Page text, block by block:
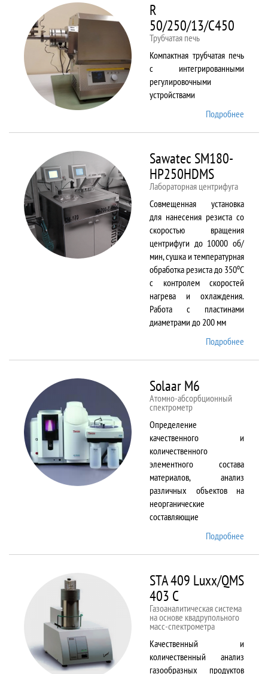
R
50/250/13/C450
Трубчатая печь
Компактная трубчатая печь
с интегрированными
регулировочными
устройствами
Подробнее
Sawatec SM180-
HP250HDMS
Лабораторная центрифуга
Совмещенная установка
для нанесения резиста со
скоростью вращения
центрифуги до 10000 об/
мин, сушка и температурная
обработка резиста до 350оС
с контролем скоростей
нагрева и охлаждения.
Работа с пластинами
диаметрами до 200 мм
Подробнее
Solaar M6
Атомно-абсорбционный
спектрометр
Определение
качественного и
количественного
элементного состава
материалов, анализ
различных объектов на
неорганические
составляющие
Подробнее
STA 409 Luxx/QMS
403 C
Газоаналитическая система
на основе квадрупольного
масс-спектрометра
Качественный и
количественный анализ
газообразных продуктов